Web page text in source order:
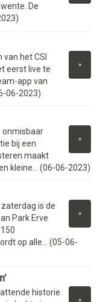
De
»
het CSI
eerst live te
app van
06-2023)
»
onmisbaar
bij een
maakt
kleine... (06-06-2023)
»
is de
Park Erve
op alle... (05-06-
»
historie